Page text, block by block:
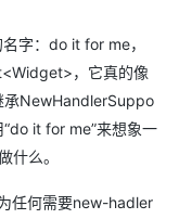
字：do it for me，
，它真的像
承NewHandlerSuppo
it for me”来想象一
什么。
任何需要new-hadler